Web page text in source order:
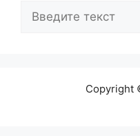
Copyright